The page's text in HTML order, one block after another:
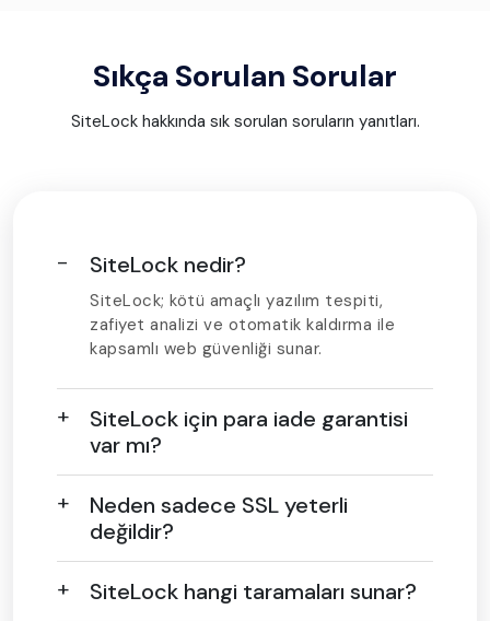
Sıkça Sorulan Sorular
SiteLock hakkında sık sorulan soruların yanıtları.
SiteLock nedir?
SiteLock; kötü amaçlı yazılım tespiti,
zafiyet analizi ve otomatik kaldırma ile
kapsamlı web güvenliği sunar.
SiteLock için para iade garantisi
var mı?
Neden sadece SSL yeterli
değildir?
SiteLock hangi taramaları sunar?